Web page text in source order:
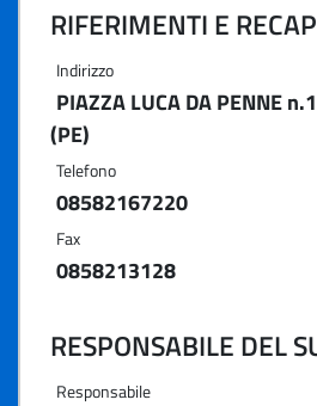
RIFERIMENTI E
Indirizzo
PIAZZA LUCA DA PENNE
(PE)
Telefono
08582167220
Fax
0858213128
RESPONSABILE DEL
Responsabile